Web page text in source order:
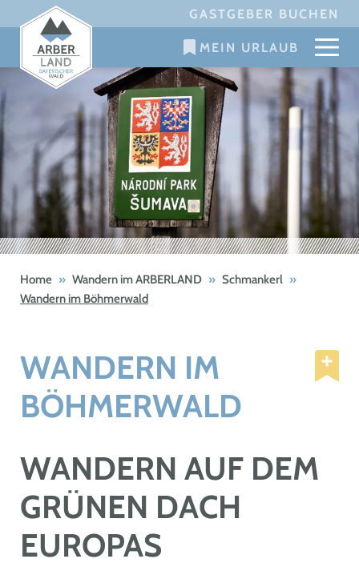
to
content
GASTGEBER BUCHEN
MEIN URLAUB
Home » Wandern im ARBERLAND » Schmankerl »
Wandern im Böhmerwald
WANDERN IM
BÖHMERWALD
WANDERN AUF DEM
GRÜNEN DACH
EUROPAS